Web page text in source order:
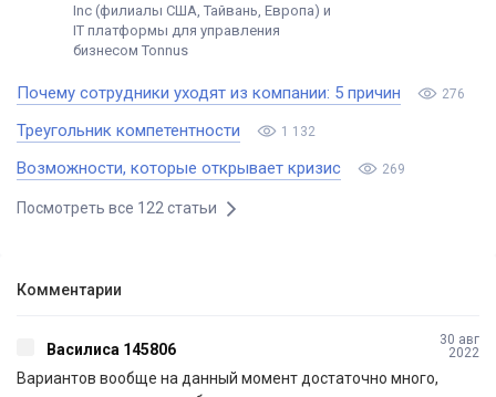
Inc (филиалы США, Тайвань, Европа) и
IT платформы для управления
бизнесом Tonnus
Почему сотрудники уходят из компании: 5 причин 276
Треугольник компетентности 1 132
Возможности, которые открывает кризис 269
Посмотреть все 122 статьи
Комментарии
Василиса 145806
30 авг
2022
Вариантов вообще на данный момент достаточно много,